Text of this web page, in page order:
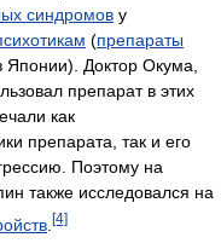
синдромов у
(препараты
Доктор Окума,
препарат в этих
как
препарата, так и его
Поэтому на
также исследовался на
[4]